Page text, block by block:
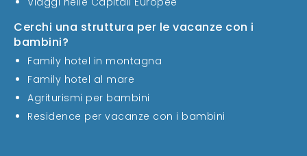
Cerchi una struttura per le vacanze con i
bambini?
Family hotel in montagna
Family hotel al mare
Agriturismi per bambini
Residence per vacanze con i bambini